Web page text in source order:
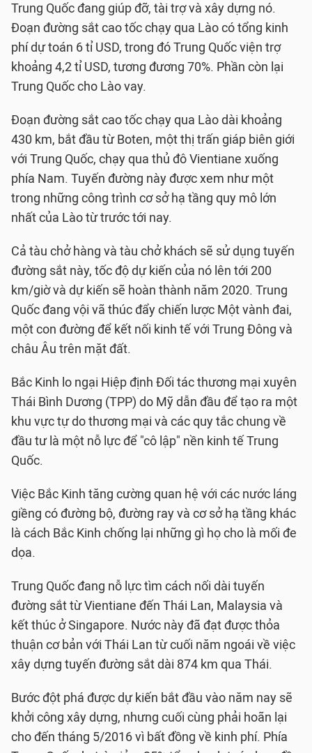
Trung Quốc đang giúp đỡ, tài trợ và xây dựng nó.
Đoạn đường sắt cao tốc chạy qua Lào có tổng kinh
phí dự toán 6 tỉ USD, trong đó Trung Quốc viện trợ
khoảng 4,2 tỉ USD, tương đương 70%. Phần còn lại
Trung Quốc cho Lào vay.
Đoạn đường sắt cao tốc chạy qua Lào dài khoảng
430 km, bắt đầu từ Boten, một thị trấn giáp biên giới
với Trung Quốc, chạy qua thủ đô Vientiane xuống
phía Nam. Tuyến đường này được xem như một
trong những công trình cơ sở hạ tầng quy mô lớn
nhất của Lào từ trước tới nay.
Cả tàu chở hàng và tàu chở khách sẽ sử dụng tuyến
đường sắt này, tốc độ dự kiến của nó lên tới 200
km/giờ và dự kiến sẽ hoàn thành năm 2020. Trung
Quốc đang vội vã thúc đẩy chiến lược Một vành đai,
một con đường để kết nối kinh tế với Trung Đông và
châu Âu trên mặt đất.
Bắc Kinh lo ngại Hiệp định Đối tác thương mại xuyên
Thái Bình Dương (TPP) do Mỹ dẫn đầu để tạo ra một
khu vực tự do thương mại và các quy tắc chung về
đầu tư là một nỗ lực để "cô lập" nền kinh tế Trung
Quốc.
Việc Bắc Kinh tăng cường quan hệ với các nước láng
giềng có đường bộ, đường ray và cơ sở hạ tầng khác
là cách Bắc Kinh chống lại những gì họ cho là mối đe
dọa.
Trung Quốc đang nỗ lực tìm cách nối dài tuyến
đường sắt từ Vientiane đến Thái Lan, Malaysia và
kết thúc ở Singapore. Nước này đã đạt được thỏa
thuận cơ bản với Thái Lan từ cuối năm ngoái về việc
xây dựng tuyến đường sắt dài 874 km qua Thái.
Bước đột phá được dự kiến bắt đầu vào năm nay sẽ
khởi công xây dựng, nhưng cuối cùng phải hoãn lại
cho đến tháng 5/2016 vì bất đồng về kinh phí. Phía